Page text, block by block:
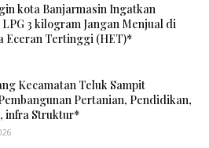
kota Banjarmasin Ingatkan
3 kilogram Jangan Menjual di
Eceran Tertinggi (HET)*
Kecamatan Teluk Sampit
Pertanian, Pendidikan,
infra Struktur*